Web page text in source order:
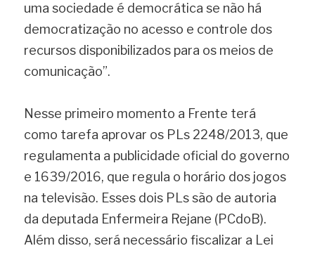
uma sociedade é democrática se não há
democratização no acesso e controle dos
recursos disponibilizados para os meios de
comunicação”.
Nesse primeiro momento a Frente terá
como tarefa aprovar os PLs 2248/2013, que
regulamenta a publicidade oficial do governo
e 1639/2016, que regula o horário dos jogos
na televisão. Esses dois PLs são de autoria
da deputada Enfermeira Rejane (PCdoB).
Além disso, será necessário fiscalizar a Lei